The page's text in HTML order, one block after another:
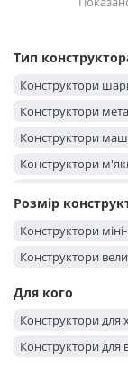
Тип
Конструктори
Конструктори
Конструктори
Конструктори
Конструктори
Конструктори
Конструктори з
Конструктори з
Конструктори
Конструктори 3D
Розмір
Конструктори
Конструктори
Для кого
Конструктори для
Конструктори для